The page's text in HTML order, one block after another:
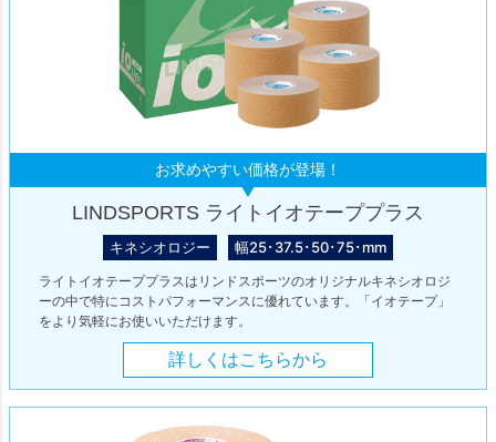
お求めやすい価格が登場！
LINDSPORTS ライトイオテーププラス
キネシオロジー 幅25･37.5･50･75･mm
ライトイオテーププラスはリンドスポーツのオリジナルキネシオロジ
ーの中で特にコストパフォーマンスに優れています。「イオテープ」
をより気軽にお使いいただけます。
詳しくはこちらから